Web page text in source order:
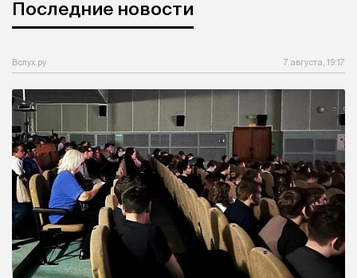
Последние новости
Вслух.ру 7 августа, 19:17